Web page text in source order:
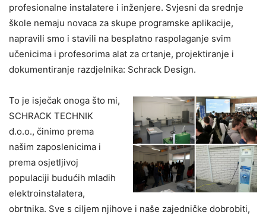
profesionalne instalatere i inženjere. Svjesni da srednje
škole nemaju novaca za skupe programske aplikacije,
napravili smo i stavili na besplatno raspolaganje svim
učenicima i profesorima alat za crtanje, projektiranje i
dokumentiranje razdjelnika: Schrack Design.
To je isječak onoga što mi,
SCHRACK TECHNIK
d.o.o., činimo prema
našim zaposlenicima i
prema osjetljivoj
populaciji budućih mladih
elektroinstalatera,
obrtnika. Sve s ciljem njihove i naše zajedničke dobrobiti,